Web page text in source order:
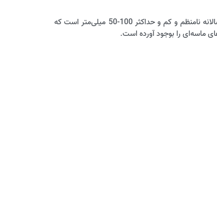
درجه حرارت در تابستان حداکثر به 45+ درجه سانتی‌گراد و در زمستان حداقل به 10- درجه سانتی‌گراد می‌رسد. میزان بارندگی سالانه نامنظم و کم و حداکثر 100-50 میلی‌متر است که
ماسه‌ای را بوجود آورده است.